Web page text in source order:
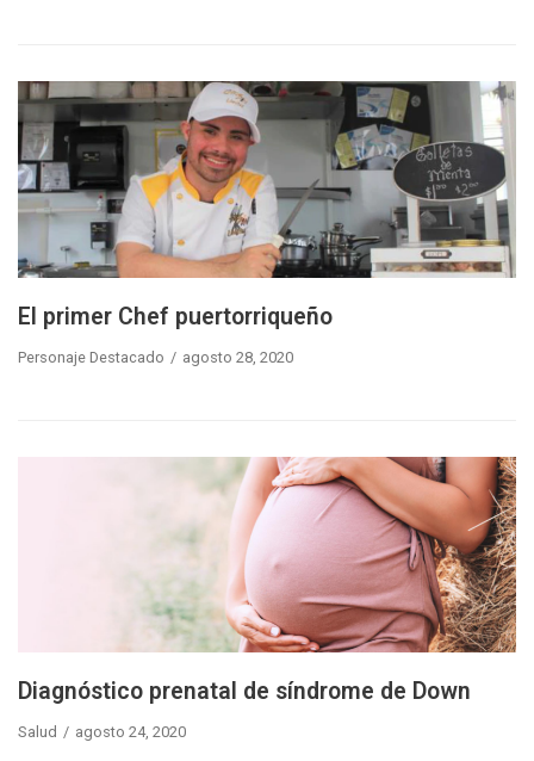
El primer Chef puertorriqueño
Personaje Destacado agosto 28, 2020
Diagnóstico prenatal de síndrome de Down
Salud agosto 24, 2020